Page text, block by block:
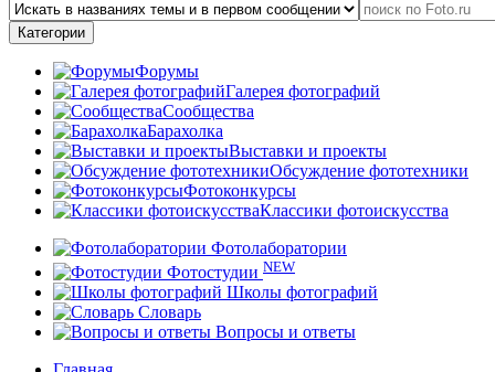
Категории
Форумы
Галерея фотографий
Сообщества
Барахолка
Выставки и проекты
Обсуждение фототехники
Фотоконкурсы
Классики фотоискусства
Фотолаборатории
Фотостудии NEW
Школы фотографий
Словарь
Вопросы и ответы